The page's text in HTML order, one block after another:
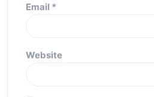
Email *
Website